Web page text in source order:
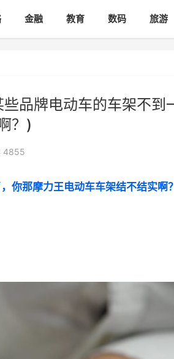
金融 教育 数码 旅游
品牌电动车的车架不到
？)
4855
你那摩力王电动车车架结不结实啊？